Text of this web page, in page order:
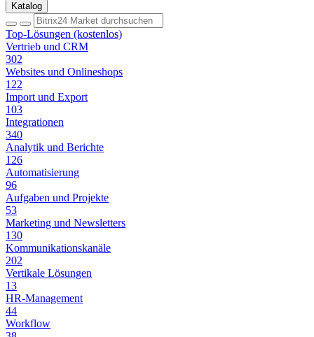
Katalog
Top-Lösungen (kostenlos)
Vertrieb und CRM
302
Websites und Onlineshops
122
Import und Export
103
Integrationen
340
Analytik und Berichte
126
Automatisierung
96
Aufgaben und Projekte
53
Marketing und Newsletters
130
Kommunikationskanäle
202
Vertikale Lösungen
13
HR-Management
44
Workflow